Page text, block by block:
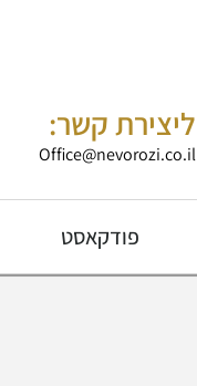
ליצירת קשר:
Office@nevorozi.co.il
פודקאסט